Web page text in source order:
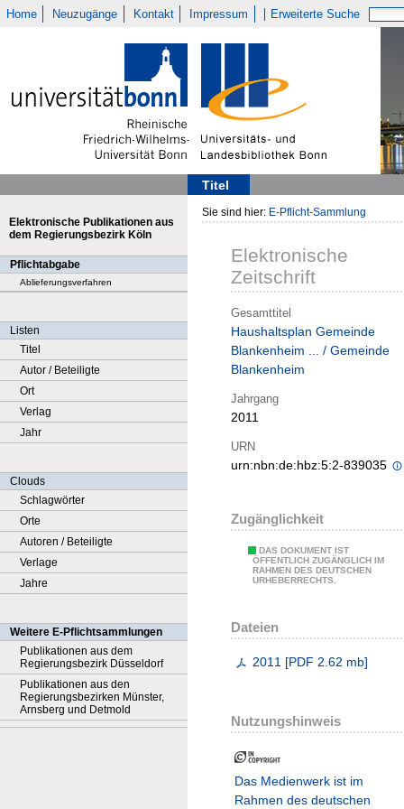
Home Neuzugänge Kontakt Impressum Erweiterte Suche
Titel
Elektronische Publikationen aus
dem Regierungsbezirk Köln
Pflichtabgabe
Ablieferungsverfahren
Listen
Titel
Autor / Beteiligte
Ort
Verlag
Jahr
Clouds
Schlagwörter
Orte
Autoren / Beteiligte
Verlage
Jahre
Weitere E-Pflichtsammlungen
Publikationen aus dem
Regierungsbezirk Düsseldorf
Publikationen aus den
Regierungsbezirken Münster,
Arnsberg und Detmold
Sie sind hier: E-Pflicht-Sammlung
Elektronische
Zeitschrift
Gesamttitel
Haushaltsplan Gemeinde
Blankenheim ... / Gemeinde
Blankenheim
Jahrgang
2011
URN
urn:nbn:de:hbz:5:2-839035
Zugänglichkeit
DAS DOKUMENT IST
ÖFFENTLICH ZUGÄNGLICH IM
RAHMEN DES DEUTSCHEN
URHEBERRECHTS.
Dateien
2011 [PDF 2.62 mb]
Nutzungshinweis
Das Medienwerk ist im
Rahmen des deutschen